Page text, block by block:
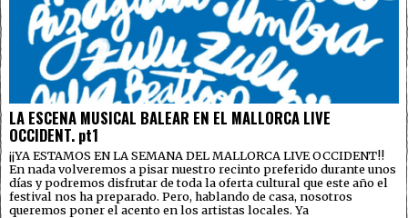
LA ESCENA MUSICAL BALEAR EN EL MALLORCA LIVE
OCCIDENT. pt1
¡¡YA ESTAMOS EN LA SEMANA DEL MALLORCA LIVE OCCIDENT!!
En nada volveremos a pisar nuestro recinto preferido durante unos
días y podremos disfrutar de toda la oferta cultural que este año el
festival nos ha preparado. Pero, hablando de casa, nosotros
queremos poner el acento en los artistas locales. Ya